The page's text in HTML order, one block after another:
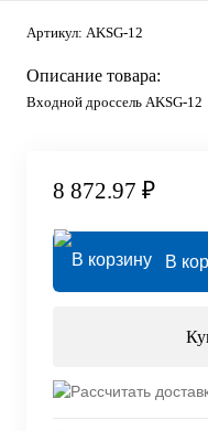
Артикул: AKSG-12
Описание товара:
Входной дроссель AKSG-12
8 872.97 ₽
В